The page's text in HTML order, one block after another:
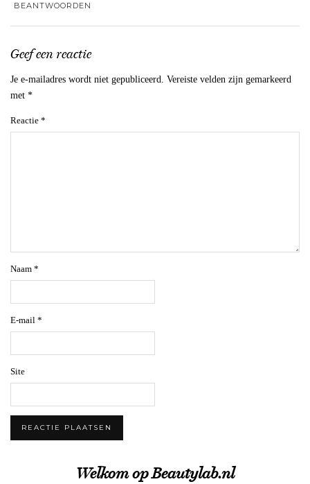
BEANTWOORDEN
Geef een reactie
Je e-mailadres wordt niet gepubliceerd. Vereiste velden zijn gemarkeerd
met *
Reactie *
Naam *
E-mail *
Site
Welkom op Beautylab.nl